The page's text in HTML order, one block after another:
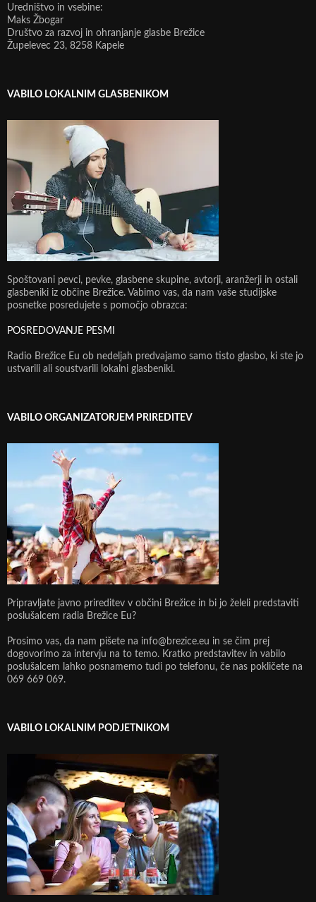
Uredništvo in vsebine:
Maks Žbogar
Društvo za razvoj in ohranjanje glasbe Brežice
Župelevec 23, 8258 Kapele
VABILO LOKALNIM GLASBENIKOM
Spoštovani pevci, pevke, glasbene skupine, avtorji, aranžerji in ostali
glasbeniki iz občine Brežice. Vabimo vas, da nam vaše studijske
posnetke posredujete s pomočjo obrazca:
POSREDOVANJE PESMI
Radio Brežice Eu ob nedeljah predvajamo samo tisto glasbo, ki ste jo
ustvarili ali soustvarili lokalni glasbeniki.
VABILO ORGANIZATORJEM PRIREDITEV
Pripravljate javno prireditev v občini Brežice in bi jo želeli predstaviti
poslušalcem radia Brežice Eu?
Prosimo vas, da nam pišete na info@brezice.eu in se čim prej
dogovorimo za intervju na to temo. Kratko predstavitev in vabilo
poslušalcem lahko posnamemo tudi po telefonu, če nas pokličete na
069 669 069.
VABILO LOKALNIM PODJETNIKOM